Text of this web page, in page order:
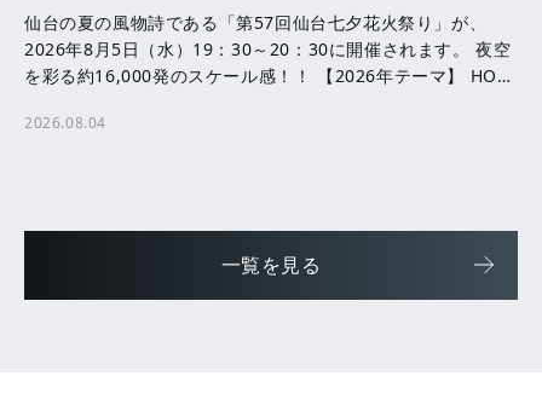
仙台の夏の風物詩である「第57回仙台七夕花火祭り」が、
2026年8月5日（水）19：30～20：30に開催されます。 夜空
を彩る約16,000発のスケール感！！ 【2026年テーマ】 HOPE
2026.08.04
一覧を見る